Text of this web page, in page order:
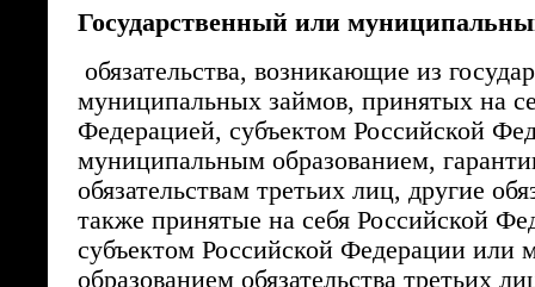
Государственный или
обязательства, возникающие из
муниципальных займов, принятых на
Федерацией, субъектом Российской
муниципальным образованием,
обязательствам третьих лиц, другие
также принятые на себя Российской
субъектом Российской Федерации или
образованием обязательства третьих